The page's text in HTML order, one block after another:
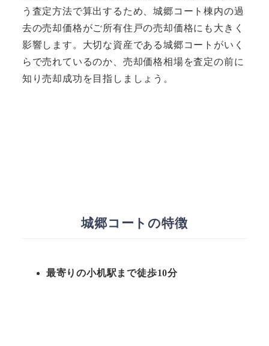
う査定方法で算出するため、城郷コート棟内の過
去の売却価格がご所有住戸の売却価格にも大きく
影響します。大切な資産である城郷コートがいく
らで売れているのか、売却価格相場を査定の前に
知り売却成功を目指しましょう。
城郷コートの特徴
最寄りの小机駅まで徒歩10分